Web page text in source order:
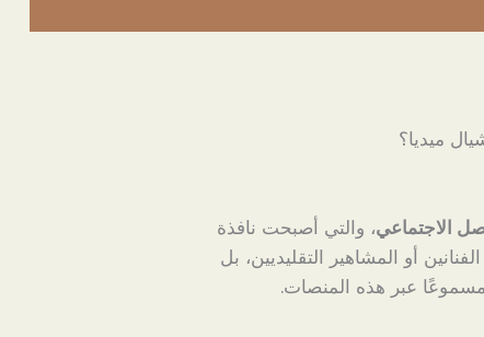
ميديا؟
الاجتماعي، والتي أصبحت نافذة
أو المشاهير التقليديين، بل
عبر هذه المنصات.